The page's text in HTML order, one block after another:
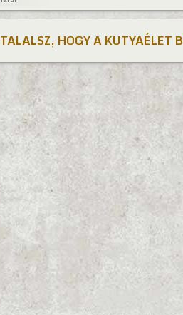
HOGY A KUTYAÉLET